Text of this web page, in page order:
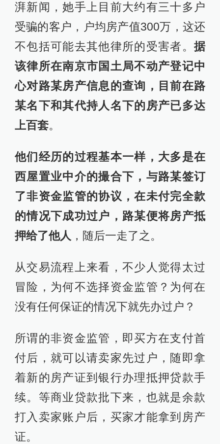
湃新闻，她手上目前大约有三十多户
受骗的客户，户均房产值300万，这还
不包括可能去其他律所的受害者。据
该律所在南京市国土局不动产登记中
心对路某房产信息的查询，目前在路
某名下和其代持人名下的房产已多达
上百套。
他们经历的过程基本一样，大多是在
西屋置业中介的撮合下，与路某签订
了非资金监管的协议，在未付完全款
的情况下成功过户，路某便将房产抵
押给了他人 ，随后一走了之。
从交易流程上来看，不少人觉得太过
冒险，为何不选择资金监管？为何在
没有任何保证的情况下就先办过户？
所谓的非资金监管，即买方在支付首
付后，就可以请卖家先过户，随即拿
着新的房产证到银行办理抵押贷款手
续。等商业贷款批下来，也就是余款
打入卖家账户后，买家才能拿到房产
证。